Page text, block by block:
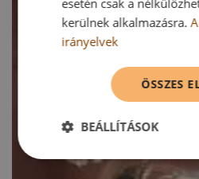
esetén csak a
kerülnek alkalmazásra.
irányelvek
ÖSSZES
BEÁLLÍTÁSOK